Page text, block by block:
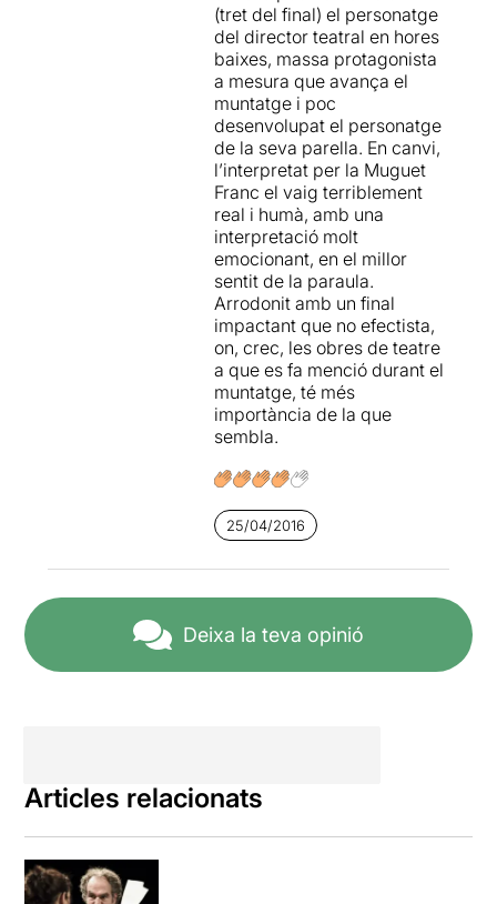
(tret del final) el personatge
del director teatral en hores
baixes, massa protagonista
a mesura que avança el
muntatge i poc
desenvolupat el personatge
de la seva parella. En canvi,
l’interpretat per la Muguet
Franc el vaig terriblement
real i humà, amb una
interpretació molt
emocionant, en el millor
sentit de la paraula.
Arrodonit amb un final
impactant que no efectista,
on, crec, les obres de teatre
a que es fa menció durant el
muntatge, té més
importància de la que
sembla.
25/04/2016
Deixa la teva opinió
Articles relacionats